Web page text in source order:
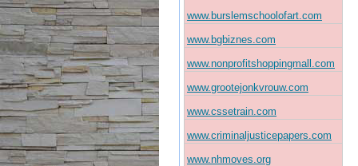
www.burslemschoolofart.com
www.bgbiznes.com
www.nonprofitshoppingmall.com
www.grootejonkvrouw.com
www.cssetrain.com
www.criminaljusticepapers.com
www.nhmoves.org